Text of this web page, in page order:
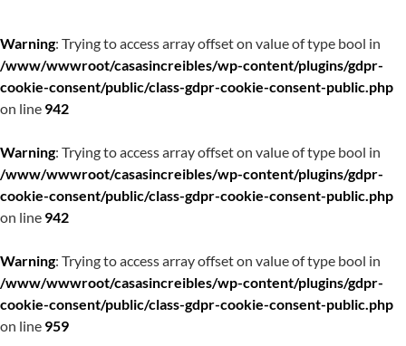
Warning: Trying to access array offset on value of type bool in
/www/wwwroot/casasincreibles/wp-content/plugins/gdpr-
cookie-consent/public/class-gdpr-cookie-consent-public.php
on line 942
Warning: Trying to access array offset on value of type bool in
/www/wwwroot/casasincreibles/wp-content/plugins/gdpr-
cookie-consent/public/class-gdpr-cookie-consent-public.php
on line 942
Warning: Trying to access array offset on value of type bool in
/www/wwwroot/casasincreibles/wp-content/plugins/gdpr-
cookie-consent/public/class-gdpr-cookie-consent-public.php
on line 959